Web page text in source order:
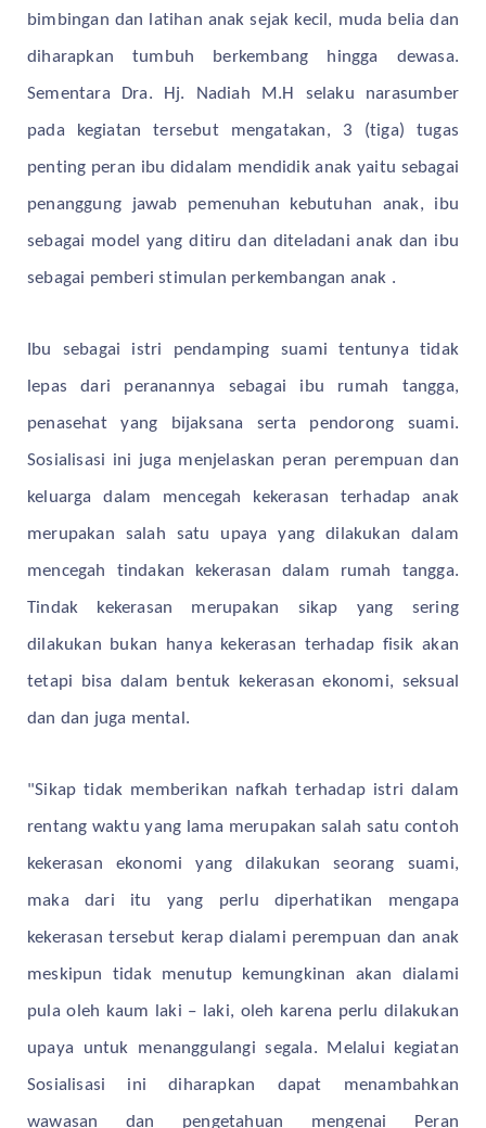
bimbingan dan latihan anak sejak kecil, muda belia dan
diharapkan tumbuh berkembang hingga dewasa.
Sementara Dra. Hj. Nadiah M.H selaku narasumber
pada kegiatan tersebut mengatakan, 3 (tiga) tugas
penting peran ibu didalam mendidik anak yaitu sebagai
penanggung jawab pemenuhan kebutuhan anak, ibu
sebagai model yang ditiru dan diteladani anak dan ibu
sebagai pemberi stimulan perkembangan anak .
Ibu sebagai istri pendamping suami tentunya tidak
lepas dari peranannya sebagai ibu rumah tangga,
penasehat yang bijaksana serta pendorong suami.
Sosialisasi ini juga menjelaskan peran perempuan dan
keluarga dalam mencegah kekerasan terhadap anak
merupakan salah satu upaya yang dilakukan dalam
mencegah tindakan kekerasan dalam rumah tangga.
Tindak kekerasan merupakan sikap yang sering
dilakukan bukan hanya kekerasan terhadap fisik akan
tetapi bisa dalam bentuk kekerasan ekonomi, seksual
dan dan juga mental.
"Sikap tidak memberikan nafkah terhadap istri dalam
rentang waktu yang lama merupakan salah satu contoh
kekerasan ekonomi yang dilakukan seorang suami,
maka dari itu yang perlu diperhatikan mengapa
kekerasan tersebut kerap dialami perempuan dan anak
meskipun tidak menutup kemungkinan akan dialami
pula oleh kaum laki – laki, oleh karena perlu dilakukan
upaya untuk menanggulangi segala. Melalui kegiatan
Sosialisasi ini diharapkan dapat menambahkan
wawasan dan pengetahuan mengenai Peran